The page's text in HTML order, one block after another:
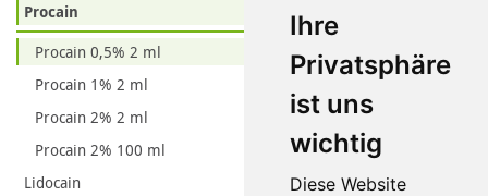
Ihre
Privatsphäre
ist uns
wichtig
Diese Website
Procain
Procain 0,5% 2 ml
Procain 1% 2 ml
Procain 2% 2 ml
Procain 2% 100 ml
Lidocain